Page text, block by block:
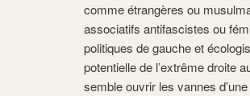
comme étrangères ou
associatifs antifascistes ou
politiques de gauche et
potentielle de l’extrême droite
semble ouvrir les vannes